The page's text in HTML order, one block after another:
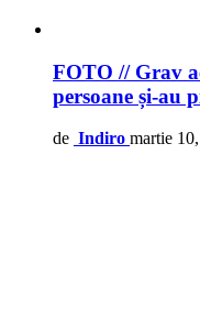
FOTO // Grav
persoane și-au
de Indiro martie